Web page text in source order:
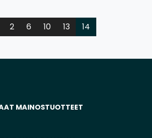
2 6 10 13 14
MAINOSTUOTTEET